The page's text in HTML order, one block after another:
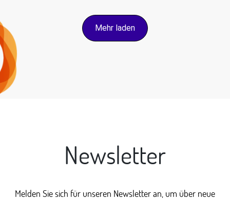
Mehr laden
Newsletter
Melden Sie sich für unseren Newsletter an, um über neue